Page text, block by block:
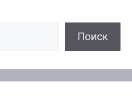
Поиск